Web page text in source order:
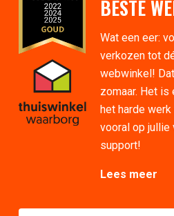
BESTE
Wat een eer:
verkozen tot
webwinkel!
zomaar. Het is
het harde
vooral op jullie
support!
Lees meer